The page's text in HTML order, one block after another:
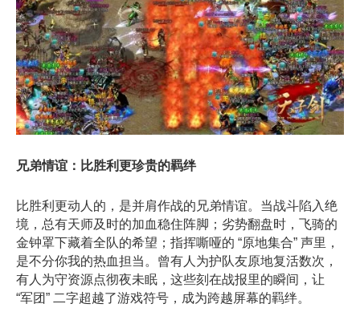
兄弟情谊：比胜利更珍贵的羁绊
比胜利更动人的，是并肩作战的兄弟情谊。当战斗陷入绝
境，总有天师及时的加血稳住阵脚；劣势翻盘时，飞骑的
金钟罩下藏着全队的希望；指挥嘶哑的 “原地集合” 声里，
是不分你我的热血担当。曾有人为护队友原地复活数次，
有人为守资源点彻夜未眠，这些刻在战报里的瞬间，让
“军团” 二字超越了游戏符号，成为跨越屏幕的羁绊。​